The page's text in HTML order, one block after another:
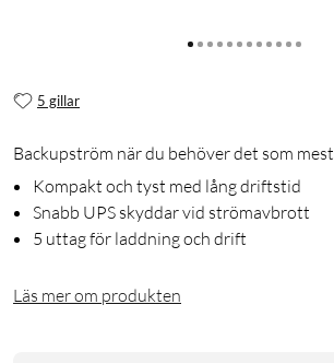
5 gillar
Backupström när du behöver det som mest
Kompakt och tyst med lång driftstid
Snabb UPS skyddar vid strömavbrott
5 uttag för laddning och drift
Läs mer om produkten